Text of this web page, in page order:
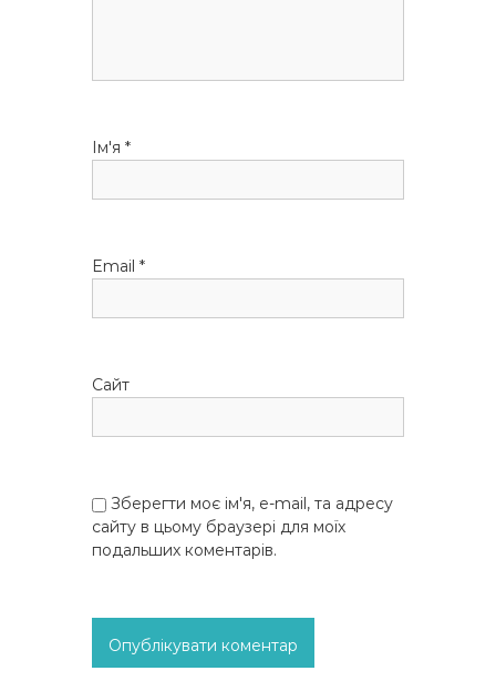
и
і
Ім'я*
Email*
Сайт
Зберегти моє ім'я, e-mail, та адресу
сайту в цьому браузері для моїх
подальших коментарів.